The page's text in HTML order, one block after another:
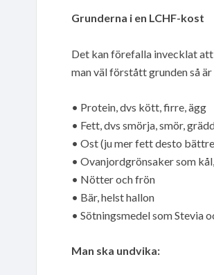
Grunderna i en LCHF-kost
Det kan förefalla invecklat att
man väl förstått grunden så
• Protein, dvs kött, firre, ägg
• Fett, dvs smörja, smör,
• Ost (ju mer fett desto
• Ovanjordgrönsaker som
• Nötter och frön
• Bär, helst hallon
• Sötningsmedel som Stevia
Man ska undvika: